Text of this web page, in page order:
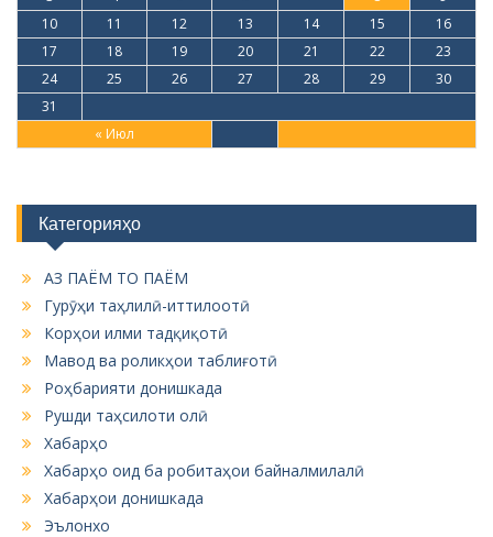
« Июл
10
11 12 13 14 15
16
17
18 19 20 21 22
23
24
25 26 27 28 29
30
31
Категорияҳо
АЗ ПАЁМ ТО ПАЁМ
Гурӯҳи таҳлилӣ-иттилоотӣ
Корҳои илми тадқиқотӣ
Мавод ва роликҳои таблиғотӣ
Роҳбарияти донишкада
Рушди таҳсилоти олӣ
Хабарҳо
Хабарҳо оид ба робитаҳои байналмилалӣ
Хабарҳои донишкада
Эълонхо